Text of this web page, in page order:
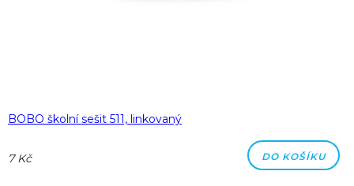
BOBO školní sešit 511, linkovaný
7 Kč DO KOŠÍKU